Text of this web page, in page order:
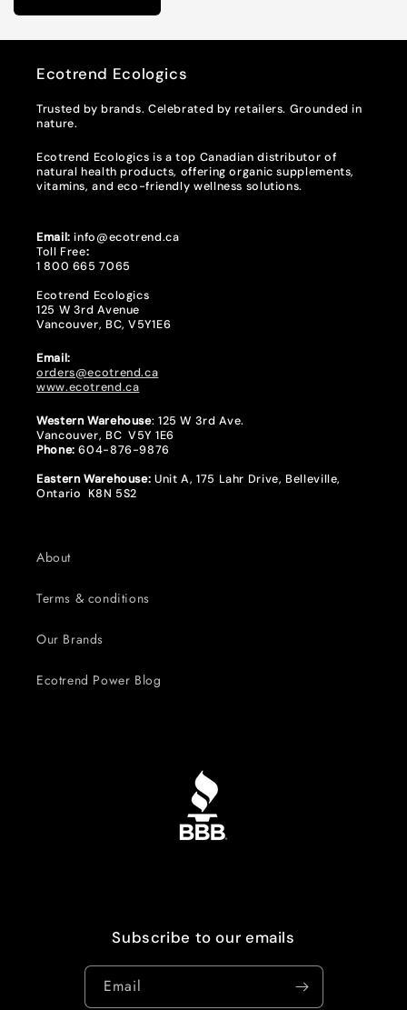
Ecotrend Ecologics
Trusted by brands. Celebrated by retailers. Grounded in
nature.
Ecotrend Ecologics is a top Canadian distributor of
natural health products, offering organic supplements,
vitamins, and eco-friendly wellness solutions.
Email:info@ecotrend.ca
Toll Free:
1 800 665 7065
Ecotrend Ecologics
125 W 3rd Avenue
Vancouver, BC, V5Y1E6
Email:
orders@ecotrend.ca
www.ecotrend.ca
Western Warehouse: 125 W 3rd Ave.
Vancouver, BC V5Y 1E6
Phone: 604-876-9876
Eastern Warehouse: Unit A, 175 Lahr Drive, Belleville,
Ontario K8N 5S2
About
Terms & conditions
Our Brands
Ecotrend Power Blog
Subscribe to our emails
Email